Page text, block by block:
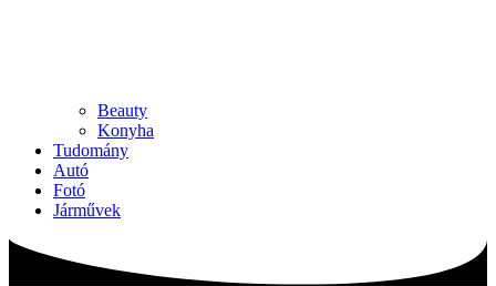
Beauty
Konyha
Tudomány
Autó
Fotó
Járművek